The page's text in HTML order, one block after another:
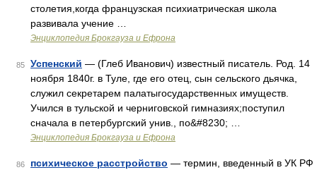
столетия,когда французская психиатрическая школа
развивала учение …
Энциклопедия Брокгауза и Ефрона
85 Успенский — (Глеб Иванович) известный писатель. Род. 14
ноября 1840г. в Туле, где его отец, сын сельского дьячка,
служил секретарем палатыгосударственных имуществ.
Учился в тульской и черниговской гимназиях;поступил
сначала в петербургский унив., по&#8230; …
Энциклопедия Брокгауза и Ефрона
86 психическое расстройство — термин, введенный в УК РФ